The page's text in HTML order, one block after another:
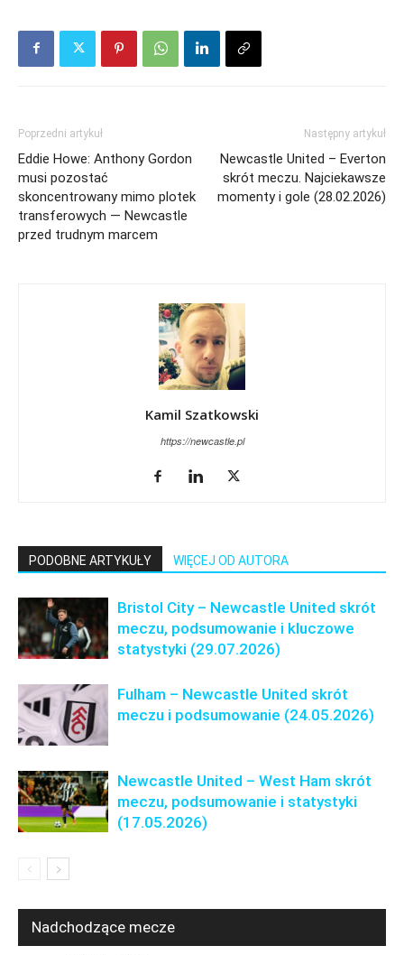
Poprzedni artykuł
Eddie Howe: Anthony Gordon
musi pozostać
skoncentrowany mimo plotek
transferowych — Newcastle
przed trudnym marcem
Następny artykuł
Newcastle United – Everton
skrót meczu. Najciekawsze
momenty i gole (28.02.2026)
Kamil Szatkowski
https://newcastle.pl
PODOBNE ARTYKUŁY WIĘCEJ OD AUTORA
Bristol City – Newcastle United skrót
meczu, podsumowanie i kluczowe
statystyki (29.07.2026)
Fulham – Newcastle United skrót
meczu i podsumowanie (24.05.2026)
Newcastle United – West Ham skrót
meczu, podsumowanie i statystyki
(17.05.2026)
Nadchodzące mecze